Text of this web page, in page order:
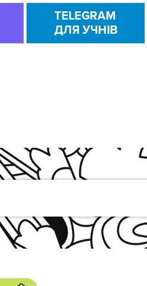
TELEGRAM
ДЛЯ УЧНІВ